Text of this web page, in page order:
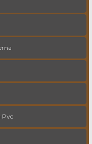
Pvc